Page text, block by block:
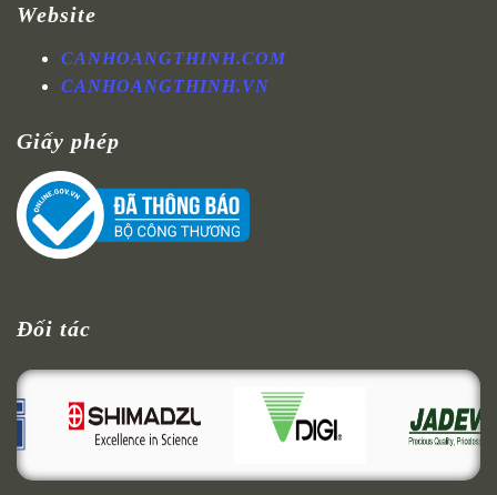
Website
CANHOANGTHINH.COM
CANHOANGTHINH.VN
Giấy phép
Đối tác